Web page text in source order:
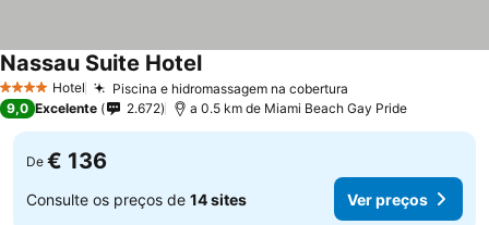
4 EstrelasHotel Piscina e hidromassagem na cobertura
Nassau Suite HotelVer preços
9,0 Excelente 2.672 a 0.5 km de Miami Beach Gay Pride
De € 136
Consulte os preços de 14 sites Ver preços